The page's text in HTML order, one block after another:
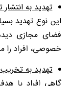
تهدید به
این نوع تهدید
فضای مجازی
خصوصی، افراد را
تهدید به تخریب